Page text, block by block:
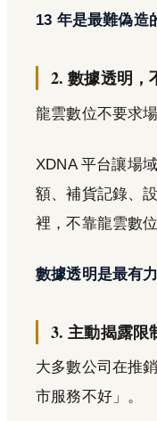
13 年是最難偽造
2. 數據透明，
龍雲數位不要求
XDNA 平台讓場
額、補貨記錄、
裡，不靠龍雲數位
數據透明是最有
3. 主動揭露限
大多數公司在推
市服務不好」。